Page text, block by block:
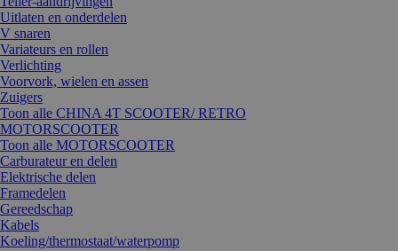
Uitlaten en onderdelen
V snaren
Variateurs en rollen
Verlichting
Voorvork, wielen en assen
Zuigers
Toon alle CHINA 4T SCOOTER/ RETRO
MOTORSCOOTER
Toon alle MOTORSCOOTER
Carburateur en delen
Elektrische delen
Framedelen
Gereedschap
Kabels
Koeling/thermostaat/waterpomp